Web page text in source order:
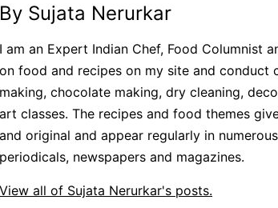
By Sujata Nerurkar
I am an Expert Indian Chef, Food Columnist
on food and recipes on my site and conduct
making, chocolate making, dry cleaning,
art classes. The recipes and food themes
and original and appear regularly in
periodicals, newspapers and magazines.
View all of Sujata Nerurkar's posts.